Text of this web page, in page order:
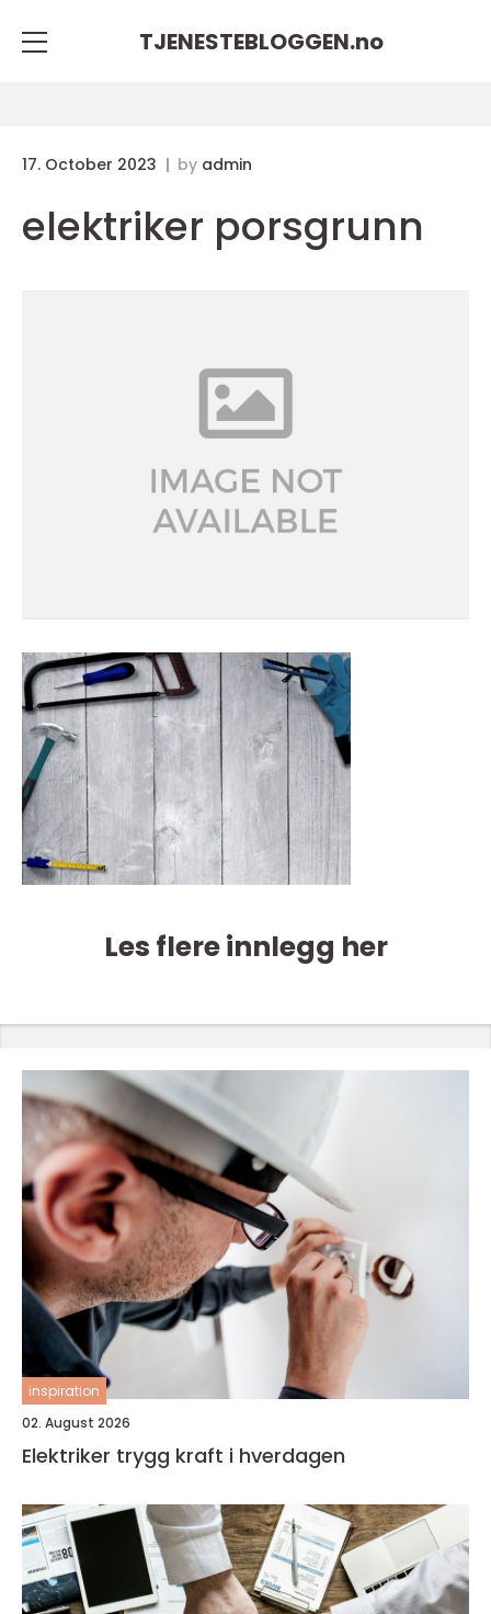
TJENESTEBLOGGEN.no
17. October 2023 by admin
elektriker porsgrunn
Les flere innlegg her
inspiration
02. August 2026
Elektriker trygg kraft i hverdagen